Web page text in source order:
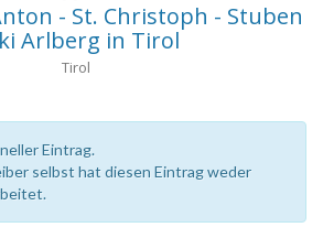
- St. Christoph - Stuben
Arlberg in Tirol
Tirol
Eintrag.
selbst hat diesen Eintrag weder